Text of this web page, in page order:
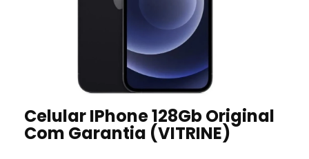
Celular IPhone 128Gb Original
Com Garantia (VITRINE)